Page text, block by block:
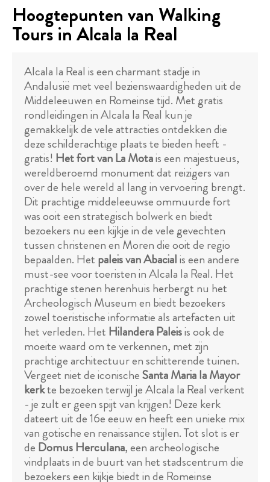
Hoogtepunten van Walking
Tours in Alcala la Real
Alcala la Real is een charmant stadje in
Andalusië met veel bezienswaardigheden uit de
Middeleeuwen en Romeinse tijd. Met gratis
rondleidingen in Alcala la Real kun je
gemakkelijk de vele attracties ontdekken die
deze schilderachtige plaats te bieden heeft -
gratis! Het fort van La Motais een majestueus,
wereldberoemd monument dat reizigers van
over de hele wereld al lang in vervoering brengt.
Dit prachtige middeleeuwse ommuurde fort
was ooit een strategisch bolwerk en biedt
bezoekers nu een kijkje in de vele gevechten
tussen christenen en Moren die ooit de regio
bepaalden. Het paleis van Abacialis een andere
must-see voor toeristen in Alcala la Real. Het
prachtige stenen herenhuis herbergt nu het
Archeologisch Museum en biedt bezoekers
zowel toeristische informatie als artefacten uit
het verleden. Het Hilandera Paleisis ook de
moeite waard om te verkennen, met zijn
prachtige architectuur en schitterende tuinen.
Vergeet niet de iconischeSanta Maria la Mayor
kerkte bezoeken terwijl je Alcala la Real verkent
- je zult er geen spijt van krijgen! Deze kerk
dateert uit de 16e eeuw en heeft een unieke mix
van gotische en renaissance stijlen. Tot slot is er
de Domus Herculana, een archeologische
vindplaats in de buurt van het stadscentrum die
bezoekers een kijkje biedt in de Romeinse